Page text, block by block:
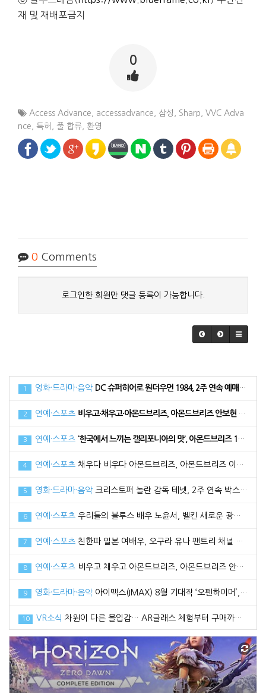
재 및 재배포금지
0
Access Advance accessadvance 삼성 Sharp
VVC Adva
nce
특허 풀 합류 환영
0 Comments
로그인한 회원만 댓글 등록이 가능합니다.
1 영화·드라마·음악 DC 슈퍼히어로 원더우먼 1984, 2주 연속 예매 순위 1위로 34만 관객 동원
2 연예·스포츠 비우고·채우고·아몬드브리즈, 아몬드브리즈 안보현 광고 메이킹 필름 공개
3 연예·스포츠 ‘한국에서 느끼는 캘리포니아의 맛’, 아몬드브리즈 17일 라치카 가비와 함께 라이브방송 진행
4 연예·스포츠 채우다 비우다 아몬드브리즈, 아몬드브리즈 이다희와 함께한 광고 메이킹 필름 공개
5 영화·드라마·음악 크리스토퍼 놀란 감독 테넷, 2주 연속 박스오피스 1위로 100만 관객 돌파
6 연예·스포츠 우리들의 블루스 배우 노윤서, 벨킨 새로운 광고 모델로 선정
7 연예·스포츠 친한파 일본 여배우, 오구라 유나 팬트리 채널 공식 오픈
8 연예·스포츠 비우고 채우고 아몬드브리즈, 아몬드브리즈 안보현과 함께한 2021 광고 영상 공개
9 영화·드라마·음악 아이맥스(IMAX) 8월 기대작 ‘오펜하이머’, 관전 포인트3 공개
10 VR소식 차원이 다른 몰입감… AR글래스 체험부터 구매까지 한번에, 엑스리얼 현대백화점 중동점 팝업스토어 오픈